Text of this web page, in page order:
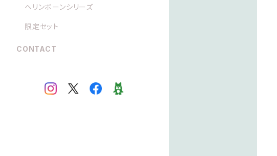
ヘリンボーンシリーズ
限定セット
CONTACT